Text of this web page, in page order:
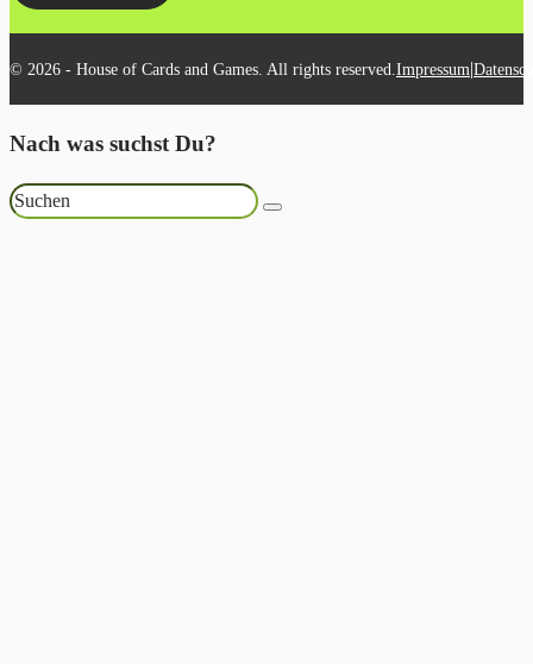
© 2026 - House of Cards and Games. All rights reserved. Impressum|
Nach was suchst Du?
Suchen